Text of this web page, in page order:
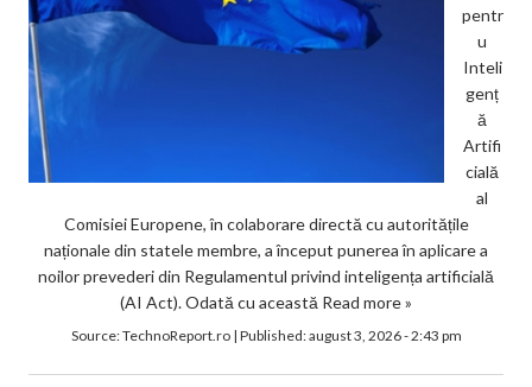
pentr
u
Inteli
genț
ă
Artifi
cială
al
Comisiei Europene, în colaborare directă cu autoritățile
naționale din statele membre, a început punerea în aplicare a
noilor prevederi din Regulamentul privind inteligența artificială
(AI Act). Odată cu această Read more »
Source:TechnoReport.ro| Published:august 3, 2026 - 2:43 pm